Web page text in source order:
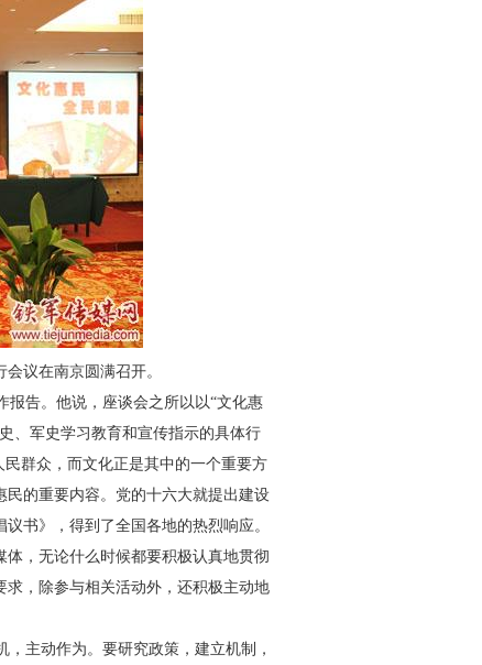
议在南京圆满召开。
告。他说，座谈会之所以以“文化惠
、军史学习教育和宣传指示的具体行
群众，而文化正是其中的一个重要方
的重要内容。党的十六大就提出建设
书》，得到了全国各地的热烈响应。
，无论什么时候都要积极认真地贯彻
，除参与相关活动外，还积极主动地
主动作为。要研究政策，建立机制，